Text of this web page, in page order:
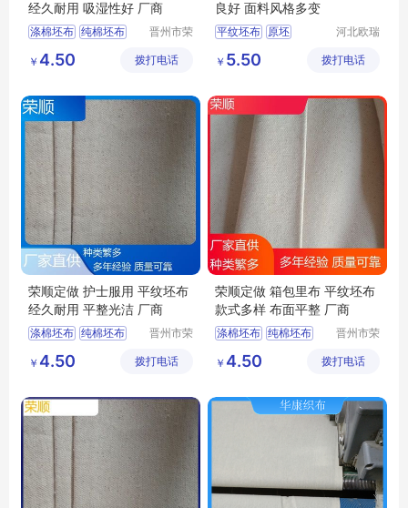
经久耐用 吸湿性好 厂商
涤棉坯布 纯棉坯布
涤棉起绒布
平纹坯布
晋州市荣
限公司
￥ 4.50 拨打电话
良好 面料风格多变
平纹坯布 原坯
涤棉6535
河北欧瑞
有限公司
￥ 5.50 拨打电话
荣顺定做 护士服用 平纹坯布
经久耐用 平整光洁 厂商
涤棉坯布 纯棉坯布
平纹坯布
晋州市荣
限公司
￥ 4.50 拨打电话
荣顺定做 箱包里布 平纹坯布
款式多样 布面平整 厂商
涤棉坯布 纯棉坯布
平纹坯布
晋州市荣
限公司
￥ 4.50 拨打电话